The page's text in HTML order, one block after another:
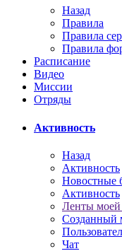
Назад
Правила
Правила
Правила
Расписание
Видео
Миссии
Отряды
Активность
Назад
Активность
Новостные
Активность
Ленты моей
Созданный
Чат